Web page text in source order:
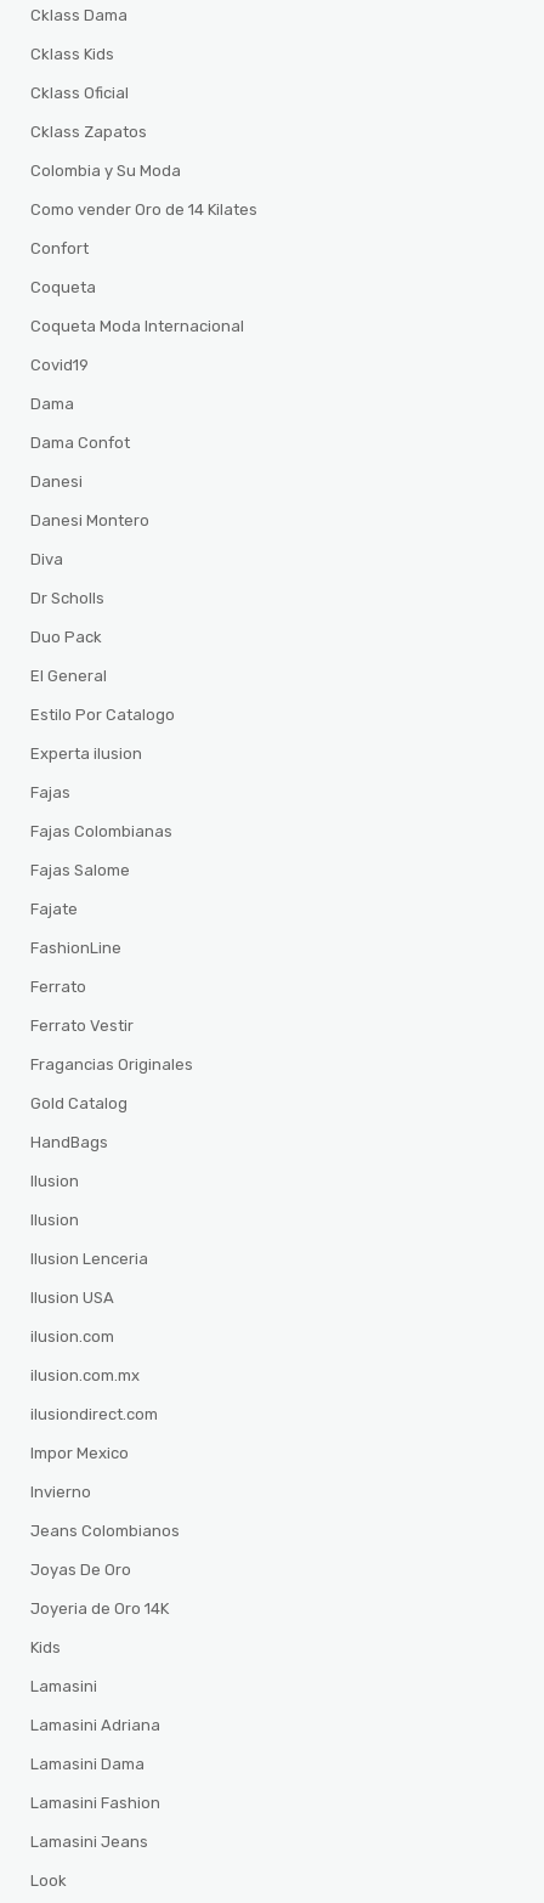
Cklass Dama
Cklass Kids
Cklass Oficial
Cklass Zapatos
Colombia y Su Moda
Como vender Oro de 14 Kilates
Confort
Coqueta
Coqueta Moda Internacional
Covid19
Dama
Dama Confot
Danesi
Danesi Montero
Diva
Dr Scholls
Duo Pack
El General
Estilo Por Catalogo
Experta ilusion
Fajas
Fajas Colombianas
Fajas Salome
Fajate
FashionLine
Ferrato
Ferrato Vestir
Fragancias Originales
Gold Catalog
HandBags
Ilusion
Ilusion
Ilusion Lenceria
Ilusion USA
ilusion.com
ilusion.com.mx
ilusiondirect.com
Impor Mexico
Invierno
Jeans Colombianos
Joyas De Oro
Joyeria de Oro 14K
Kids
Lamasini
Lamasini Adriana
Lamasini Dama
Lamasini Fashion
Lamasini Jeans
Look